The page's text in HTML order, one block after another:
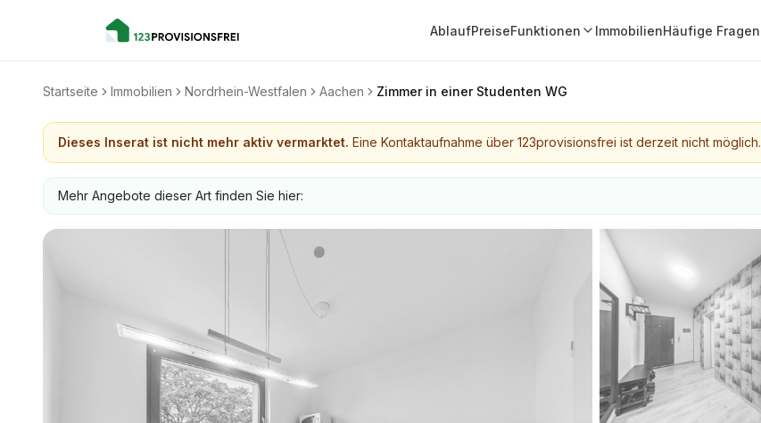
AblaufPreiseFunktionen ImmobilienHäufige Fragen
Startseite Immobilien Nordrhein-Westfalen Aachen Zimmer in einer Studenten WG
Dieses Inserat ist nicht mehr aktiv vermarktet. Eine Kontaktaufnahme über 123provisionsfrei ist derzeit nicht möglich.
Mehr Angebote dieser Art finden Sie hier: